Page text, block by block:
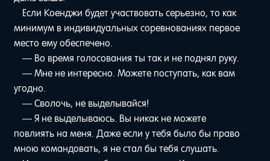
Если Коенджи будет участвовать серьезно, то как
минимум в индивидуальных соревнованиях первое
место ему обеспечено.
— Во время голосования ты так и не поднял руку.
— Мне не интересно. Можете поступать, как вам
угодно.
— Сволочь, не выделывайся!
— Я не выделываюсь. Вы никак не можете
повлиять на меня. Даже если у тебя было бы право
мною командовать, я не стал бы тебя слушать.